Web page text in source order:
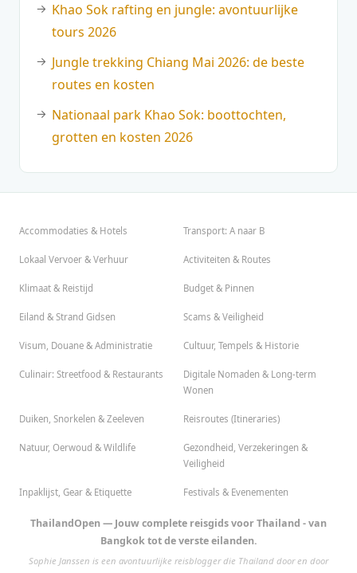
Khao Sok rafting en jungle: avontuurlijke
tours 2026
Jungle trekking Chiang Mai 2026: de beste
routes en kosten
Nationaal park Khao Sok: boottochten,
grotten en kosten 2026
Accommodaties & Hotels Transport: A naar B
Lokaal Vervoer & Verhuur Activiteiten & Routes
Klimaat & Reistijd Budget & Pinnen
Eiland & Strand Gidsen Scams & Veiligheid
Visum, Douane & Administratie Cultuur, Tempels & Historie
Culinair: Streetfood & Restaurants
Digitale Nomaden & Long-term
Wonen
Duiken, Snorkelen & Zeeleven Reisroutes (Itineraries)
Natuur, Oerwoud & Wildlife
Gezondheid, Verzekeringen &
Veiligheid
Inpaklijst, Gear & Etiquette Festivals & Evenementen
ThailandOpen — Jouw complete reisgids voor Thailand - van
Bangkok tot de verste eilanden.
Sophie Janssen is een avontuurlijke reisblogger die Thailand door en door